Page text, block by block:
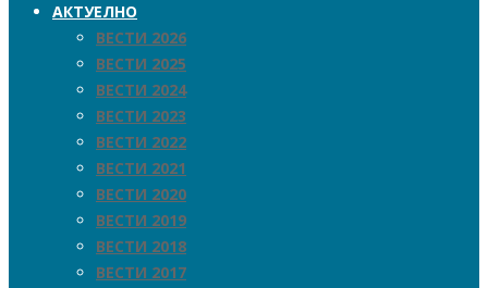
АКТУЕЛНО
ВЕСТИ 2026
ВЕСТИ 2025
ВЕСТИ 2024
ВЕСТИ 2023
ВЕСТИ 2022
ВЕСТИ 2021
ВЕСТИ 2020
ВЕСТИ 2019
ВЕСТИ 2018
ВЕСТИ 2017